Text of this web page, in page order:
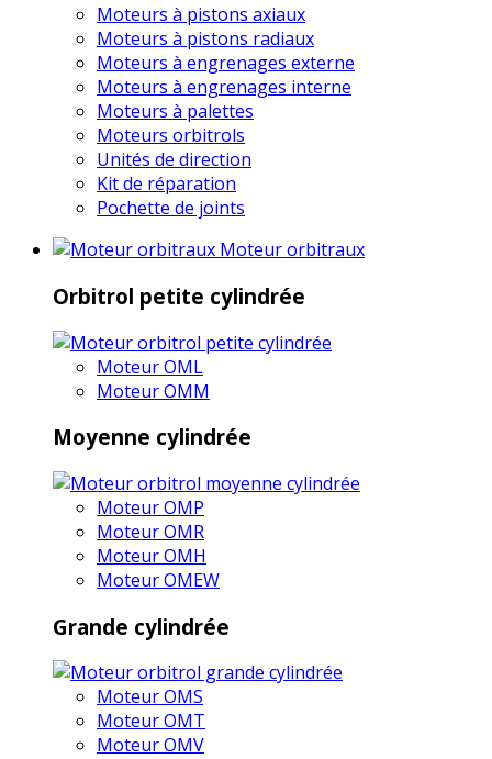
Moteurs à pistons axiaux
Moteurs à pistons radiaux
Moteurs à engrenages externe
Moteurs à engrenages interne
Moteurs à palettes
Moteurs orbitrols
Unités de direction
Kit de réparation
Pochette de joints
Moteur orbitraux
Orbitrol petite cylindrée
Moteur OML
Moteur OMM
Moyenne cylindrée
Moteur OMP
Moteur OMR
Moteur OMH
Moteur OMEW
Grande cylindrée
Moteur OMS
Moteur OMT
Moteur OMV